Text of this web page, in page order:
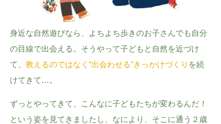
身近な自然遊びなら、よちよち歩きのお子さんでも自分
の目線で出会える。そうやって子どもと自然を近づけ
て、 教えるのではなく“出会わせる”きっかけづくり を続
けてきて…。
ずっとやってきて、こんなに子どもたちが変わるんだ！
という姿を見てきましたし、なにより、そこに通う２歳